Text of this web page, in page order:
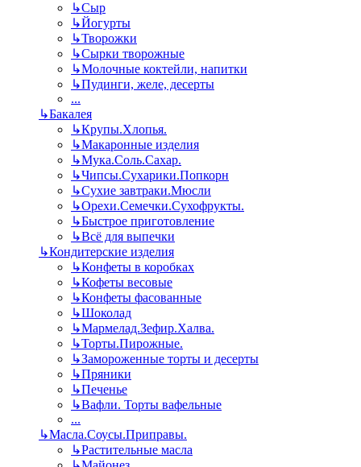
↳Сыр
↳Йогурты
↳Творожки
↳Сырки творожные
↳Молочные коктейли, напитки
↳Пудинги, желе, десерты
...
↳Бакалея
↳Крупы.Хлопья.
↳Макаронные изделия
↳Мука.Соль.Сахар.
↳Чипсы.Сухарики.Попкорн
↳Сухие завтраки.Мюсли
↳Орехи.Семечки.Сухофрукты.
↳Быстрое приготовление
↳Всё для выпечки
↳Кондитерские изделия
↳Конфеты в коробках
↳Кофеты весовые
↳Конфеты фасованные
↳Шоколад
↳Мармелад.Зефир.Халва.
↳Торты.Пирожные.
↳Замороженные торты и десерты
↳Пряники
↳Печенье
↳Вафли. Торты вафельные
...
↳Масла.Соусы.Приправы.
↳Растительные масла